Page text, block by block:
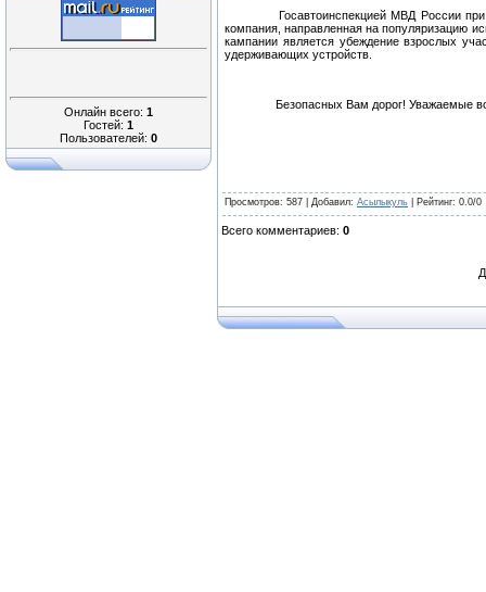
Онлайн всего: 1
Гостей: 1
Пользователей: 0
Госавтоинспекцией МВД России
компания, направленная на популяризацию
кампании является убеждение взрослых
удерживающих устройств.
Безопасных Вам дорог! Уважаемые
Просмотров: 587 | Добавил: Асылыкуль Рейтинг: 0.0/0
Всего комментариев: 0